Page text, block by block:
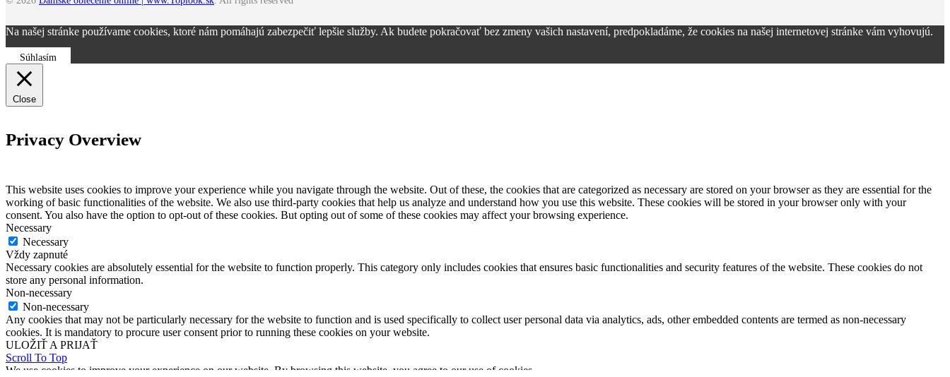
Na našej stránke používame cookies, ktoré nám pomáhajú zabezpečiť lepšie služby. Ak budete pokračovať bez zmeny vašich nastavení, predpokladáme, že cookies na našej internetovej stránke vám vyhovujú.
Súhlasím
Close
Privacy Overview
This website uses cookies to improve your experience while you navigate through the website. Out of these, the cookies that are categorized as necessary are stored on your browser as they are essential for the
working of basic functionalities of the website. We also use third-party cookies that help us analyze and understand how you use this website. These cookies will be stored in your browser only with your
consent. You also have the option to opt-out of these cookies. But opting out of some of these cookies may affect your browsing experience.
Necessary
Necessary
Vždy zapnuté
Necessary cookies are absolutely essential for the website to function properly. This category only includes cookies that ensures basic functionalities and security features of the website. These cookies do not
store any personal information.
Non-necessary
Non-necessary
Any cookies that may not be particularly necessary for the website to function and is used specifically to collect user personal data via analytics, ads, other embedded contents are termed as non-necessary
cookies. It is mandatory to procure user consent prior to running these cookies on your website.
ULOŽIŤ A PRIJAŤ
Scroll To Top
We use cookies to improve your experience on our website. By browsing this website, you agree to our use of cookies.